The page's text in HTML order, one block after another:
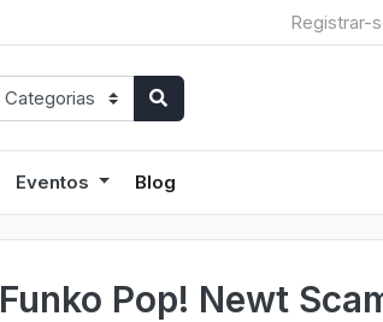
Registrar-
Eventos Blog
Funko Pop! Newt